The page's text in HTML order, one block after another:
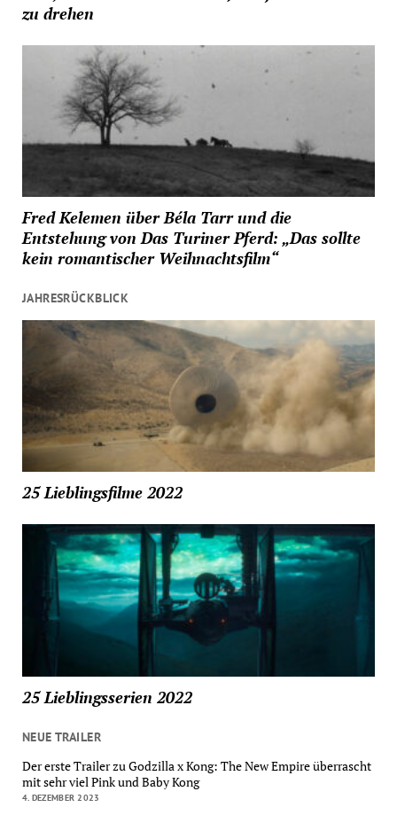
zu drehen
Fred Kelemen über Béla Tarr und die
Entstehung von Das Turiner Pferd: „Das sollte
kein romantischer Weihnachtsfilm“
JAHRESRÜCKBLICK
25 Lieblingsfilme 2022
25 Lieblingsserien 2022
NEUE TRAILER
Der erste Trailer zu Godzilla x Kong: The New Empire überrascht
mit sehr viel Pink und Baby Kong
4. DEZEMBER 2023